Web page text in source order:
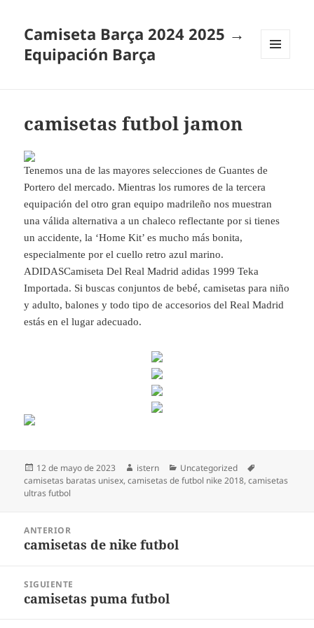
Camiseta Barça 2024 2025 →
Equipación Barça
camisetas futbol jamon
Tenemos una de las mayores selecciones de Guantes de
Portero del mercado. Mientras los rumores de la tercera
equipación del otro gran equipo madrileño nos muestran
una válida alternativa a un chaleco reflectante por si tienes
un accidente, la ‘Home Kit’ es mucho más bonita,
especialmente por el cuello retro azul marino.
ADIDASCamiseta Del Real Madrid adidas 1999 Teka
Importada. Si buscas conjuntos de bebé, camisetas para niño
y adulto, balones y todo tipo de accesorios del Real Madrid
estás en el lugar adecuado.
Publicado
el
12 de mayo de 2023 Autor
istern Categorías
Uncategorized
camisetas baratas unisex,camisetas de futbol nike 2018,camisetas
ultras futbol
entradas
ANTERIOR
Entrada
camisetas de nike futbol
SIGUIENTE
Entrada
camisetas puma futbol